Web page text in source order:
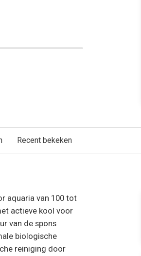
Recent bekeken
aquaria van 100 tot
actieve kool voor
van de spons
biologische
reiniging door